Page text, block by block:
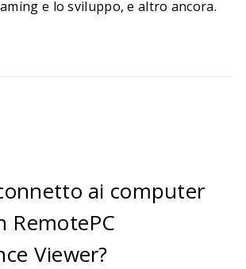
e lo sviluppo, e altro ancora.
ai computer
RemotePC
Viewer?